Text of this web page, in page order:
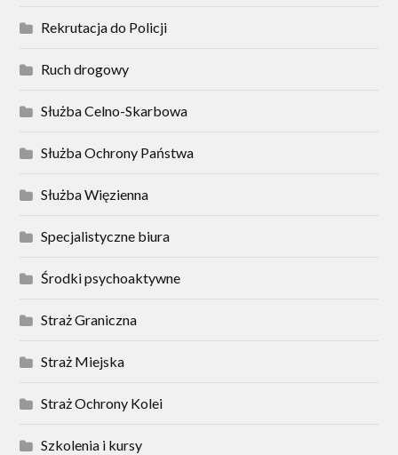
Rekrutacja do Policji
Ruch drogowy
Służba Celno-Skarbowa
Służba Ochrony Państwa
Służba Więzienna
Specjalistyczne biura
Środki psychoaktywne
Straż Graniczna
Straż Miejska
Straż Ochrony Kolei
Szkolenia i kursy